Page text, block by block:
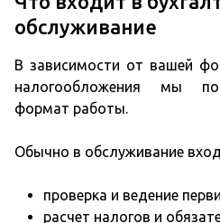
обслуживание
В зависимости от вашей
налогообложения мы
формат работы.
Обычно в обслуживание
проверка и ведение
расчет налогов и